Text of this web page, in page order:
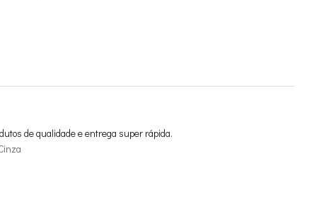
de qualidade e entrega super rápida.